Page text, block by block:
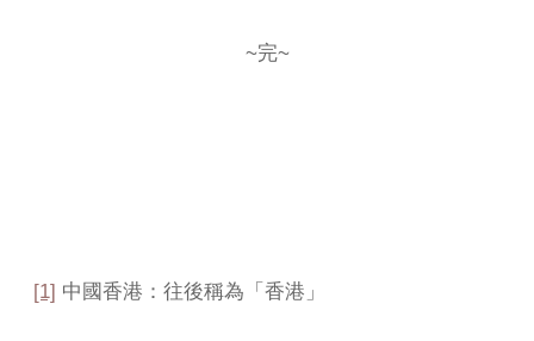
~完~
[1] 中國香港：往後稱為「香港」